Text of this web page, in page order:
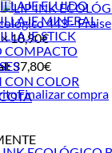
443 - Fraise
×18,90€
37,80€
Finalizar compra
FLUIDO
MINERAL
STICK
COMPACTO
CON COLOR